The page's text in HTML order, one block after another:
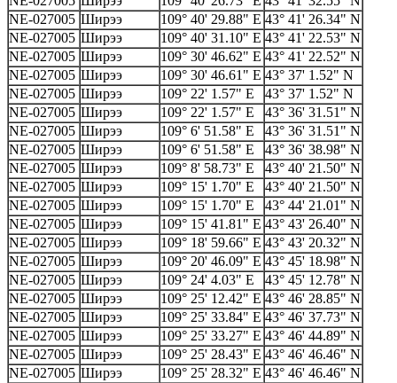
NE-027005 Ширээ 109° 40' 29.88" E 43° 41' 26.34" N
NE-027005 Ширээ 109° 40' 31.10" E 43° 41' 22.53" N
NE-027005 Ширээ 109° 30' 46.62" E 43° 41' 22.52" N
NE-027005 Ширээ 109° 30' 46.61" E 43° 37' 1.52" N
NE-027005 Ширээ 109° 22' 1.57" E
43° 37' 1.52" N
NE-027005 Ширээ 109° 22' 1.57" E
43° 36' 31.51" N
NE-027005 Ширээ 109° 6' 51.58" E
43° 36' 31.51" N
NE-027005 Ширээ 109° 6' 51.58" E
43° 36' 38.98" N
NE-027005 Ширээ 109° 8' 58.73" E
43° 40' 21.50" N
NE-027005 Ширээ 109° 15' 1.70" E
43° 40' 21.50" N
NE-027005 Ширээ 109° 15' 1.70" E
43° 44' 21.01" N
NE-027005 Ширээ 109° 15' 41.81" E 43° 43' 26.40" N
NE-027005 Ширээ 109° 18' 59.66" E 43° 43' 20.32" N
NE-027005 Ширээ 109° 20' 46.09" E 43° 45' 18.98" N
NE-027005 Ширээ 109° 24' 4.03" E
43° 45' 12.78" N
NE-027005 Ширээ 109° 25' 12.42" E 43° 46' 28.85" N
NE-027005 Ширээ 109° 25' 33.84" E 43° 46' 37.73" N
NE-027005 Ширээ 109° 25' 33.27" E 43° 46' 44.89" N
NE-027005 Ширээ 109° 25' 28.43" E 43° 46' 46.46" N
NE-027005 Ширээ 109° 25' 28.32" E 43° 46' 46.46" N